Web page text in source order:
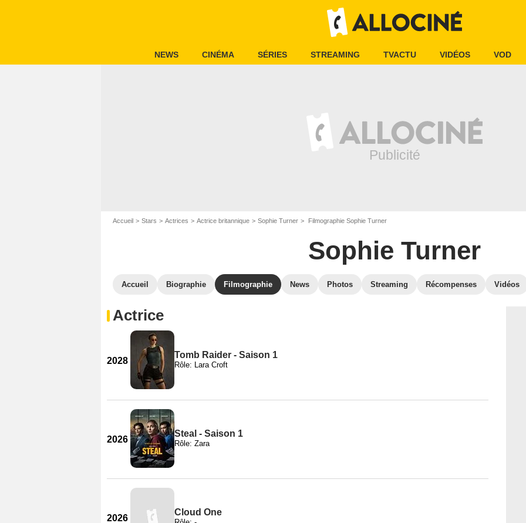
NEWS CINÉMA SÉRIES STREAMING TVACTU VIDÉOS VOD
Accueil Stars Actrices Actrice britannique Sophie Turner Filmographie Sophie Turner
Sophie Turner
Accueil Biographie Filmographie News Photos Streaming Récompenses Vidéos
Actrice
2028
Tomb Raider - Saison 1
Rôle: Lara Croft
2026
Steal - Saison 1
Rôle: Zara
2026
Cloud One